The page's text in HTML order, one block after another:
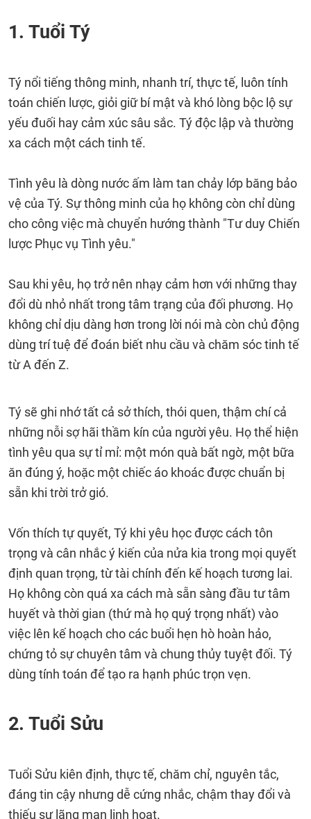
1. Tuổi Tý
Tý nổi tiếng thông minh, nhanh trí, thực tế, luôn tính
toán chiến lược, giỏi giữ bí mật và khó lòng bộc lộ sự
yếu đuối hay cảm xúc sâu sắc. Tý độc lập và thường
xa cách một cách tinh tế.
Tình yêu là dòng nước ấm làm tan chảy lớp băng bảo
vệ của Tý. Sự thông minh của họ không còn chỉ dùng
cho công việc mà chuyển hướng thành "Tư duy Chiến
lược Phục vụ Tình yêu."
Sau khi yêu, họ trở nên nhạy cảm hơn với những thay
đổi dù nhỏ nhất trong tâm trạng của đối phương. Họ
không chỉ dịu dàng hơn trong lời nói mà còn chủ động
dùng trí tuệ để đoán biết nhu cầu và chăm sóc tinh tế
từ A đến Z.
Tý sẽ ghi nhớ tất cả sở thích, thói quen, thậm chí cả
những nỗi sợ hãi thầm kín của người yêu. Họ thể hiện
tình yêu qua sự tỉ mỉ: một món quà bất ngờ, một bữa
ăn đúng ý, hoặc một chiếc áo khoác được chuẩn bị
sẵn khi trời trở gió.
Vốn thích tự quyết, Tý khi yêu học được cách tôn
trọng và cân nhắc ý kiến của nửa kia trong mọi quyết
định quan trọng, từ tài chính đến kế hoạch tương lai.
Họ không còn quá xa cách mà sẵn sàng đầu tư tâm
huyết và thời gian (thứ mà họ quý trọng nhất) vào
việc lên kế hoạch cho các buổi hẹn hò hoàn hảo,
chứng tỏ sự chuyên tâm và chung thủy tuyệt đối. Tý
dùng tính toán để tạo ra hạnh phúc trọn vẹn.
2. Tuổi Sửu
Tuổi Sửu kiên định, thực tế, chăm chỉ, nguyên tắc,
đáng tin cậy nhưng dễ cứng nhắc, chậm thay đổi và
thiếu sự lãng mạn linh hoạt.